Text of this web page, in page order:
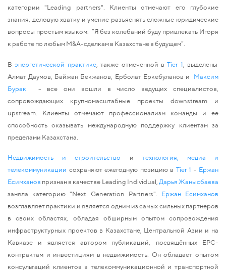
категории "Leading partners". Клиенты отмечают его глубокие
знания, деловую хватку и умение разъяснять сложные юридические
вопросы простым языком:  “Я без колебаний буду привлекать Игоря
к работе по любым M&A-сделкам в Казахстане в будущем”.
В энергетической практике, также отмеченной в Tier 1 , выделены
Алмат Даумов, Байжан Бекжанов, Ерболат Еркебуланов и Максим
Бурак
- все они вошли в число ведущих специалистов,
сопровождающих крупномасштабные проекты downstream и
upstream. Клиенты отмечают профессионализм команды и ее
способность оказывать международную поддержку клиентам за
пределами Казахстана.
Недвижимость и строительство и
технология, медиа и
телекоммуникации сохраняют ежегодную позицию в Tier 1 - Ержан
Есимханов признан в качестве Leading Individual, Дарья Жанысбаева
заняла категорию "Next Generation Partners".
возглавляет практики и является одним из самых сильных партнеров
в своих областях, обладая обширным опытом сопровождения
инфраструктурных проектов в Казахстане, Центральной Азии и на
Кавказе и является автором публикаций, посвящённых EPC-
контрактам и инвестициям в недвижимость. Он обладает опытом
консультаций клиентов в телекоммуникационной и транспортной